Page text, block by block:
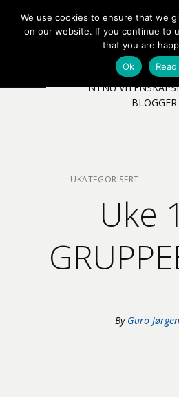
NTNU
BLOGGER
UKATEGORISERT —
Uke
By Guro
We use cookies to ensure that we
on our website. If you continue to
that you are
Ok